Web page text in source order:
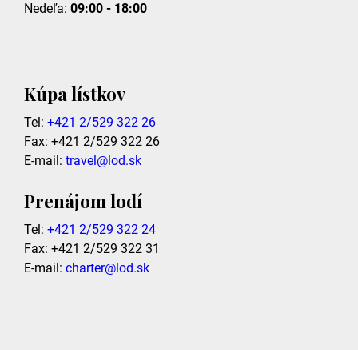
Nedeľa: 09:00 - 18:00
Kúpa lístkov
Tel: +421 2/529 322 26
Fax: +421 2/529 322 26
E-mail: travel@lod.sk
Prenájom lodí
Tel: +421 2/529 322 24
Fax: +421 2/529 322 31
E-mail: charter@lod.sk